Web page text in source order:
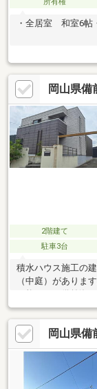
・全居室 和室6帖
岡山県備
2階建て
駐車3台
積水ハウス施工の
（中庭）がありま
（伊里漁協）まで
岡山県備